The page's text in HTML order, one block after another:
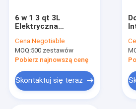
Grille Elektryczne Patelnie
Rozdrabniacze Maszynki do
Zestawy pościeli hotelowych
6 w 1 3 qt 3L
Elektryczna
kuchenka
wielopalnikowa od 1
do 4 osób
Cena:Negotiable
MOQ:500 zestawów
Pobierz najnowszą cenę
Skontaktuj się teraz